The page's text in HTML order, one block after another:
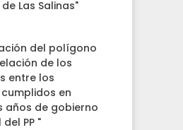
Las Salinas"
del polígono
de los
entre los
en
años de gobierno
PP "